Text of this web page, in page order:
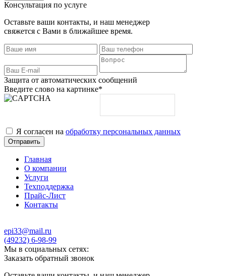
Консультация по услуге
Оставьте ваши контакты, и наш менеджер
свяжется с Вами в ближайшее время.
Защита от автоматических сообщений
Введите слово на картинке*
Я согласен на обработку персональных данных
Главная
О компании
Услуги
Техподдержка
Прайс-Лист
Контакты
epi33@mail.ru
(49232) 6-98-99
Мы в социальных сетях:
Заказать обратный звонок